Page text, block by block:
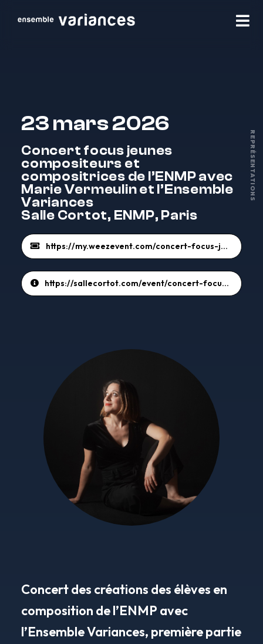
23 mars 2026
Concert focus jeunes
compositeurs et
compositrices de l’ENMP avec
Marie Vermeulin et l’Ensemble
Variances
Salle Cortot, ENMP, Paris
https://my.weezevent.com/concert-focus-jeunes-compositeurs-et-compositrices-de-lenmp-avec-marie-vermeulin-et-lensemble-variances
https://sallecortot.com/event/concert-focus-jeunes-compositeurs-et-compositrices-de-lenmp-avec-marie-vermeulin-et-lensemble-variances/
Concert des créations des élèves en
composition de l’ENMP avec
l’Ensemble Variances, première partie
REPRÉSENTATIONS